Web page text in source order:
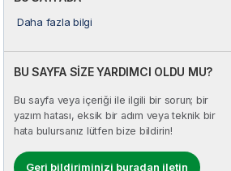
Daha fazla bilgi
BU SAYFA SİZE YARDIMCI OLDU MU?
Bu sayfa veya içeriği ile ilgili bir sorun; bir
yazım hatası, eksik bir adım veya teknik bir
hata bulursanız lütfen bize bildirin!
Geri bildiriminizi buradan iletin